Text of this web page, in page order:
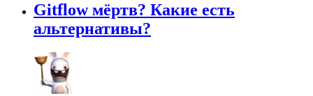
Gitflow мёртв? Какие есть
альтернативы?